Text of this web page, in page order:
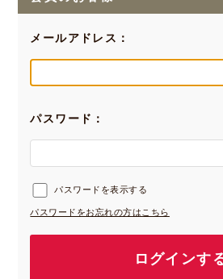
メールアドレス：
パスワード：
パスワードを表示する
パスワードをお忘れの方はこちら